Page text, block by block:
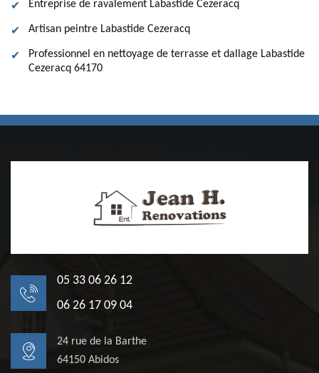
Entreprise de ravalement Labastide Cezeracq
Artisan peintre Labastide Cezeracq
Professionnel en nettoyage de terrasse et dallage Labastide
Cezeracq 64170
05 33 06 26 12
06 26 17 09 04
24 rue de la Barthe
64150 Abidos